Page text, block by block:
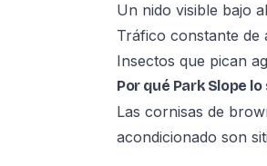
Un nido visible bajo
Tráfico constante de
Insectos que pican
Por qué Park Slope
Las cornisas de
acondicionado son